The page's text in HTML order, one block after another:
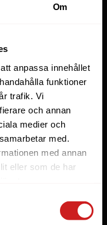
Om
anpassa innehållet
funktioner
trafik. Vi
och annan
medier och
med.
med annan
eller som de har